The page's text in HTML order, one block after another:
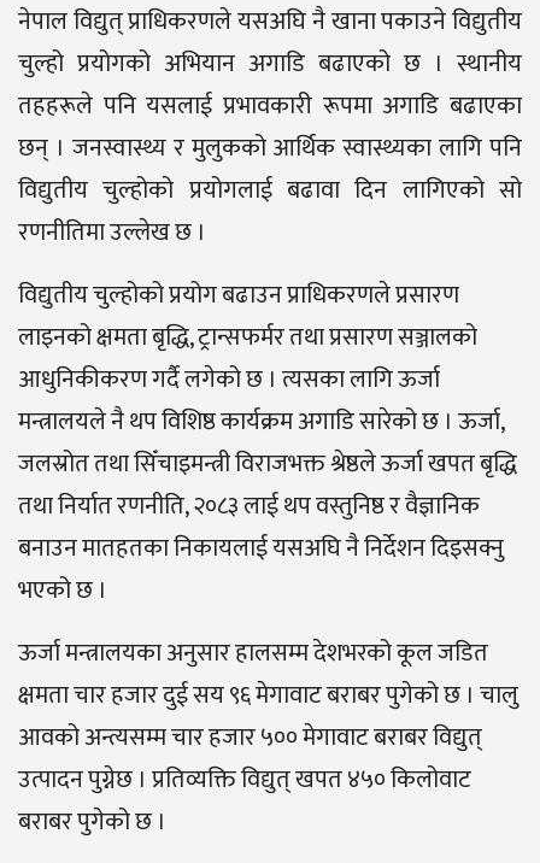
नेपाल विद्युत् प्राधिकरणले यसअघि नै खाना पकाउने विद्युतीय
चुल्हो प्रयोगको अभियान अगाडि बढाएको छ । स्थानीय
तहहरूले पनि यसलाई प्रभावकारी रूपमा अगाडि बढाएका
छन् । जनस्वास्थ्य र मुलुकको आर्थिक स्वास्थ्यका लागि पनि
विद्युतीय चुल्होको प्रयोगलाई बढावा दिन लागिएको सो
रणनीतिमा उल्लेख छ ।
विद्युतीय चुल्होको प्रयोग बढाउन प्राधिकरणले प्रसारण
लाइनको क्षमता बृद्धि, ट्रान्सफर्मर तथा प्रसारण सञ्जालको
आधुनिकीकरण गर्दै लगेको छ । त्यसका लागि ऊर्जा
मन्त्रालयले नै थप विशिष्ठ कार्यक्रम अगाडि सारेको छ । ऊर्जा,
जलस्रोत तथा सिँचाइमन्त्री विराजभक्त श्रेष्ठले ऊर्जा खपत बृद्धि
तथा निर्यात रणनीति, २०८३ लाई थप वस्तुनिष्ठ र वैज्ञानिक
बनाउन मातहतका निकायलाई यसअघि नै निर्देशन दिइसक्नु
भएको छ ।
ऊर्जा मन्त्रालयका अनुसार हालसम्म देशभरको कूल जडित
क्षमता चार हजार दुई सय ९६ मेगावाट बराबर पुगेको छ । चालु
आवको अन्त्यसम्म चार हजार ५०० मेगावाट बराबर विद्युत्
उत्पादन पुग्नेछ । प्रतिव्यक्ति विद्युत् खपत ४५० किलोवाट
बराबर पुगेको छ ।